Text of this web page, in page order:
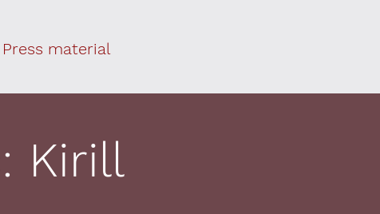
Press material
Kirill